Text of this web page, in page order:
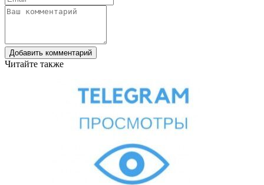
Добавить комментарий
Читайте также